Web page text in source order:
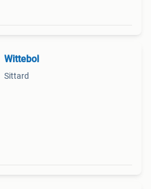
Wittebol
Sittard